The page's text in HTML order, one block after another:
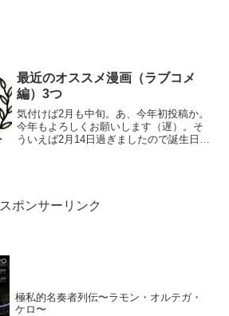
最近のオススメ漫画（ラブコメ
編）3つ
気付けば2月も中旬。あ、今年初投稿か。
今年もよろしくお願いします（遅）。そ
ういえば2月14日過ぎましたので誕生日を
スポンサーリンク
極私的名奏者列伝〜ラモン・オルテガ・
ケロ〜